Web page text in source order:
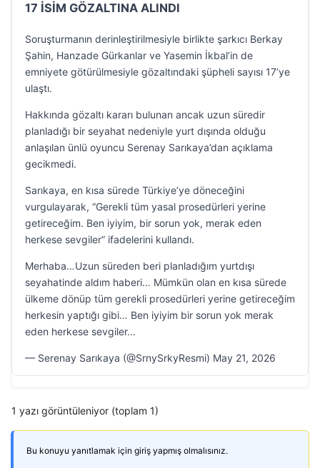
17 İSİM GÖZALTINA ALINDI
Soruşturmanın derinleştirilmesiyle birlikte şarkıcı Berkay
Şahin, Hanzade Gürkanlar ve Yasemin İkbal’in de
emniyete götürülmesiyle gözaltındaki şüpheli sayısı 17’ye
ulaştı.
Hakkında gözaltı kararı bulunan ancak uzun süredir
planladığı bir seyahat nedeniyle yurt dışında olduğu
anlaşılan ünlü oyuncu Serenay Sarıkaya’dan açıklama
gecikmedi.
Sarıkaya, en kısa sürede Türkiye’ye döneceğini
vurgulayarak, “Gerekli tüm yasal prosedürleri yerine
getireceğim. Ben iyiyim, bir sorun yok, merak eden
herkese sevgiler” ifadelerini kullandı.
Merhaba…Uzun süreden beri planladığım yurtdışı
seyahatinde aldım haberi… Mümkün olan en kısa sürede
ülkeme dönüp tüm gerekli prosedürleri yerine getireceğim
herkesin yaptığı gibi… Ben iyiyim bir sorun yok merak
eden herkese sevgiler…
— Serenay Sarıkaya (@SrnySrkyResmi) May 21, 2026
1 yazı görüntüleniyor (toplam 1)
Bu konuyu yanıtlamak için giriş yapmış olmalısınız.